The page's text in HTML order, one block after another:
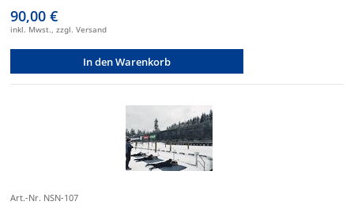
90,00 €
inkl. Mwst., zzgl. Versand
In den Warenkorb
Art.-Nr. NSN-107